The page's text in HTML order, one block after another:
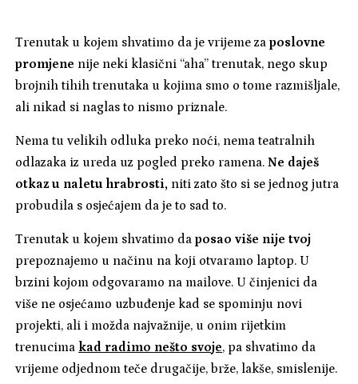
Trenutak u kojem shvatimo da je vrijeme zaposlovne
promjene nije neki klasični “aha” trenutak, nego skup
brojnih tihih trenutaka u kojima smo o tome razmišljale,
ali nikad si naglas to nismo priznale.
Nema tu velikih odluka preko noći, nema teatralnih
odlazaka iz ureda uz pogled preko ramena.Ne daješ
otkaz u naletu hrabrosti, niti zato što si se jednog jutra
probudila s osjećajem da je to sad to.
Trenutak u kojem shvatimo daposao više nije tvoj
prepoznajemo u načinu na koji otvaramo laptop. U
brzini kojom odgovaramo na mailove. U činjenici da
više ne osjećamo uzbuđenje kad se spominju novi
projekti, ali i možda najvažnije, u onim rijetkim
trenucima kad radimo nešto svoje, pa shvatimo da
vrijeme odjednom teče drugačije, brže, lakše, smislenije.